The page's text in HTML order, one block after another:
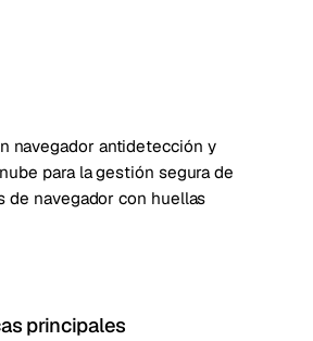
navegador antidetección y
para la gestión segura de
de navegador con huellas
principales